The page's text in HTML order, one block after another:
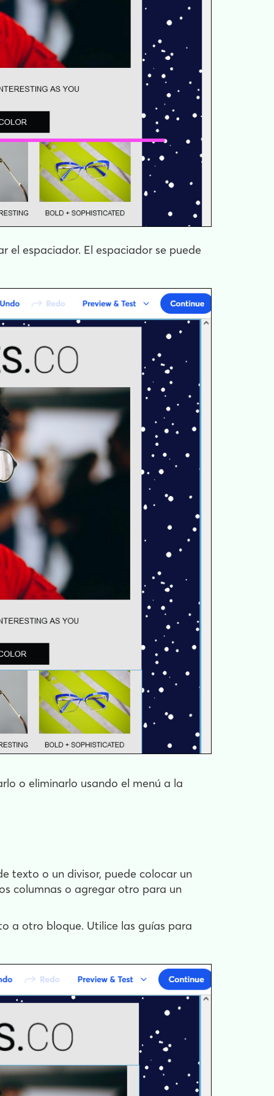
el espaciador. El espaciador se puede
o eliminarlo usando el menú a la
texto o un divisor, puede colocar un
columnas o agregar otro para un
a otro bloque. Utilice las guías para